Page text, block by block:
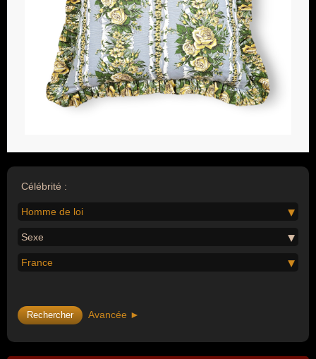
Célébrité :
Homme de loi
Sexe
France
Avancée ►